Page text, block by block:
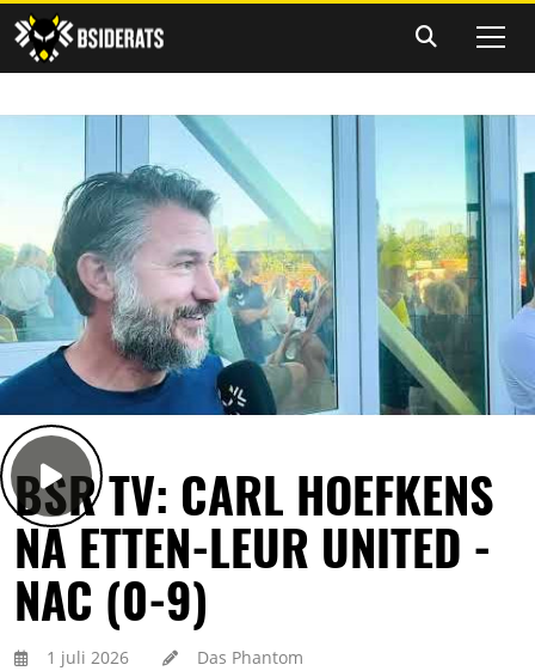
BSR TV: CARL HOEFKENS
NA ETTEN-LEUR UNITED -
NAC (0-9)
1 juli 2026 Das Phantom